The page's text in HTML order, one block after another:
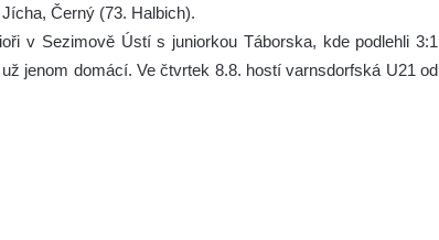
Černý (73. Halbich).
v Sezimově Ústí s juniorkou Táborska, kde podlehli 3:1
jenom domácí. Ve čtvrtek 8.8. hostí varnsdorfská U21 od